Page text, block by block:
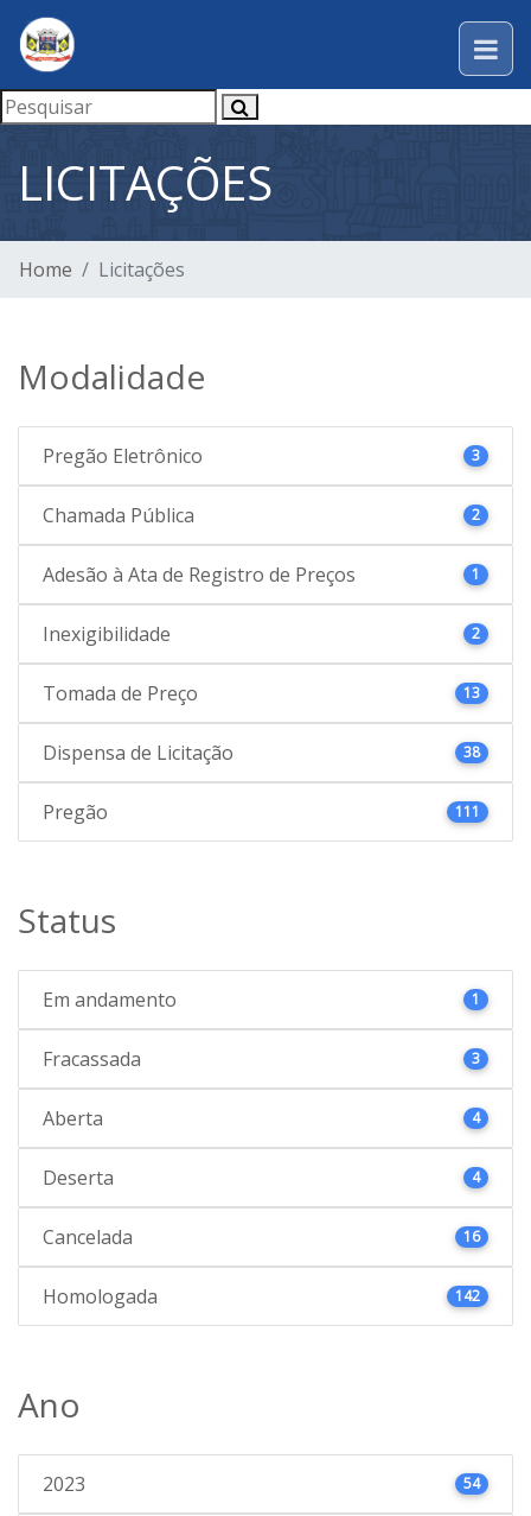
LICITAÇÕES
Home Licitações
Modalidade
Pregão Eletrônico 3
Chamada Pública 2
Adesão à Ata de Registro de Preços 1
Inexigibilidade 2
Tomada de Preço 13
Dispensa de Licitação 38
Pregão 111
Status
Em andamento 1
Fracassada 3
Aberta 4
Deserta 4
Cancelada 16
Homologada 142
Ano
2023 54